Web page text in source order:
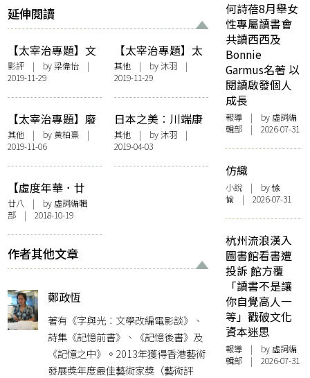
延伸閱讀
【太宰治專題】文
豪與墮落在生死邊
界的花兒們：《人
間失格：太宰治和
他的女人》
影評 | by梁偉怡 |
2019-11-29
【太宰治專題】太
宰治的女人們，及
愛情失格
其他| by沐羽|
2019-11-29
【太宰治專題】廢
青、暖男、八二分
界，誰比小栗旬更
像太宰治？
其他 | by 黃柏熹 |
2019-11-06
日本之美︰川端康
成的美麗與哀愁
其他| by沐羽|
2019-04-03
【虛度年華．廿
八】太宰治：生而
為人，我很抱歉
廿八 | by 虛詞編輯
部 | 2018-10-19
作者其他文章
鄭政恆
著有《字與光︰文學改編電影談》、
詩集《記憶前書》、《記憶後書》及
《記憶之中》。2013年獲得香港藝術
發展獎年度最佳藝術家獎（藝術評
何詩蓓8月舉女
性專屬讀書會
共讀西西及
Bonnie
Garmus名著 以
閱讀啟發個人
成長
報導 | by 虛詞編
輯部 | 2026-07-31
仿織
小說 | by 悇
愉 | 2026-07-31
杭州流浪漢入
圖書館看書遭
投訴 館方覆
「讀書不是讓
你自覺高人一
等」戳破文化
資本迷思
報導 | by 虛詞編
輯部 | 2026-07-31